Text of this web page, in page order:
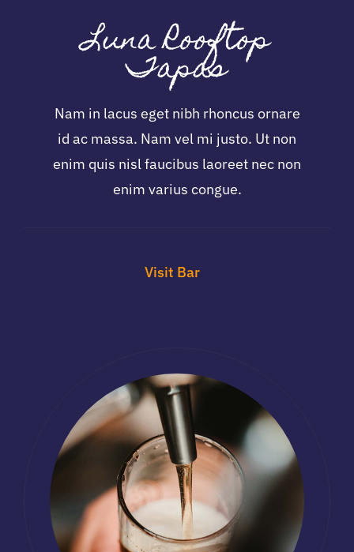
Luna Rooftop
Tapas
Nam in lacus eget nibh rhoncus ornare
id ac massa. Nam vel mi justo. Ut non
enim quis nisl faucibus laoreet nec non
enim varius congue.
Visit Bar